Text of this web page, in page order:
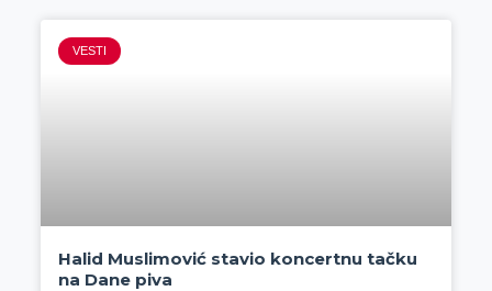
VESTI
Halid Muslimović stavio koncertnu tačku
na Dane piva